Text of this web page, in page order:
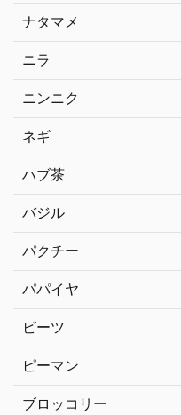
ナタマメ
ニラ
ニンニク
ネギ
ハブ茶
バジル
パクチー
パパイヤ
ビーツ
ピーマン
ブロッコリー